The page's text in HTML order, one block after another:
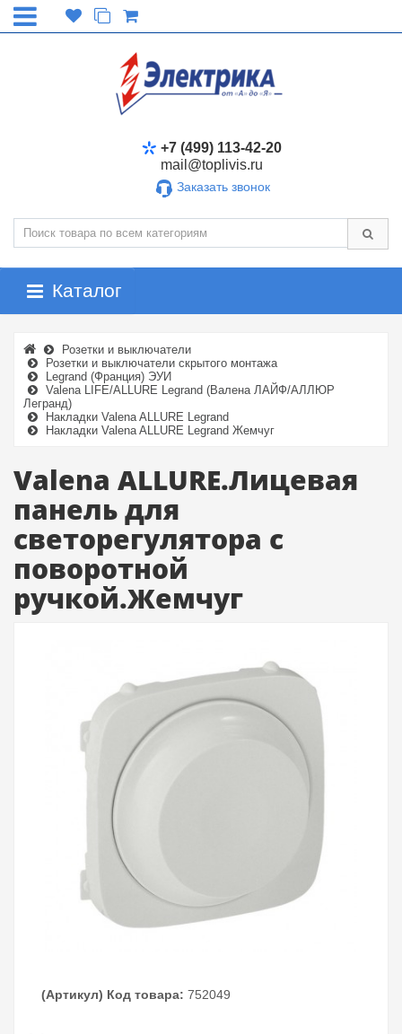
+7 (499) 113-42-20
mail@toplivis.ru
Заказать звонок
Каталог
Розетки и выключатели
Розетки и выключатели скрытого монтажа
Legrand (Франция) ЭУИ
Valena LIFE/ALLURE Legrand (Валена ЛАЙФ/АЛЛЮР
Легранд)
Накладки Valena ALLURE Legrand
Накладки Valena ALLURE Legrand Жемчуг
Valena ALLURE.Лицевая
панель для
светорегулятора с
поворотной
ручкой.Жемчуг
(Артикул) Код товара: 752049